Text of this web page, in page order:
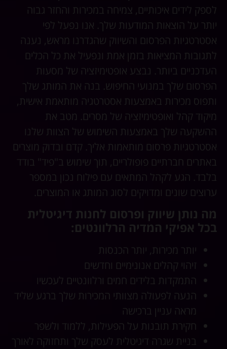
לספק לידים איכותיים, צמיחה במכירות והחזר גבוה
יותר על הוצאות המודעות שלך. אנו נפעל לפי
אסטרטגיות הפרסום והשיווק שהגדרנו מראש, נענה
לתגובות המציאות בזמן אמת ונפעיל את כל הכלים
העדכניים ביותר. נבצע אופטימיזציה של מסעות
הפרסום שלך במנועי החיפוש. בנה את המותג שלך
ותפוס מכירות באמצעות אסטרטגיה מותאמת אישית,
מיקוד קהל ואופטימיזציה של מסרים. מטב את
ההשקעה שלך באמצעות השימוש של הצוות שלנו
אסטרטגיות פרסום מותאמות אליך. קדם ובדוק מוצרים
באתרים חברתיים פופולריים, תוך שימוש ב"פיד" בודד
בלבד. הגע לקהל המתאים עם פילוח נכון במספר
ערוצים שונים ומדויקים לסוג המותג או המוצרים.
מה נותן שיווק ופרסום לחנות דיגיטלית
בכל אפיקי המדיה הרלוונטים:
יותר מכירות, יותר הכנסות
זיהוי קהלים אנונימיים וחדשים
התמקדות בלידים חמים ורלוונטיים לעכשיו
הנעה לפעולה מצוותי המכירות שלך ברגע שליד
מראה עניין ברכישה
חקירת תובנות על הפעילות, ללמוד ולשפר
בניית שגרה דיגיטלית לעסק שלך ותחזוקה לאורך